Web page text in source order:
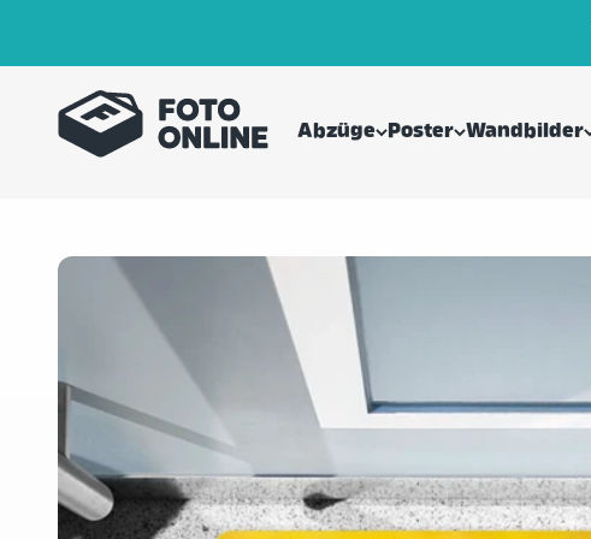
Abzüge Poster Wandbilder
FOTO.online (Schmidt Digitaldruck GmbH)